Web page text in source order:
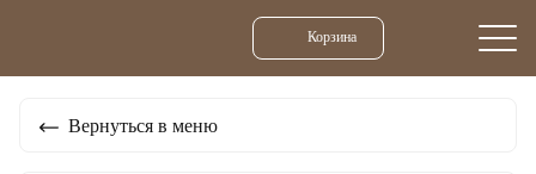
Корзина
Вернуться в меню